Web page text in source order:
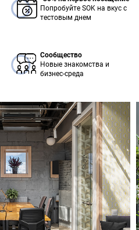
Попробуйте SOK на вкус с
тестовым днем
Сообщество
Новые знакомства и
бизнес-среда